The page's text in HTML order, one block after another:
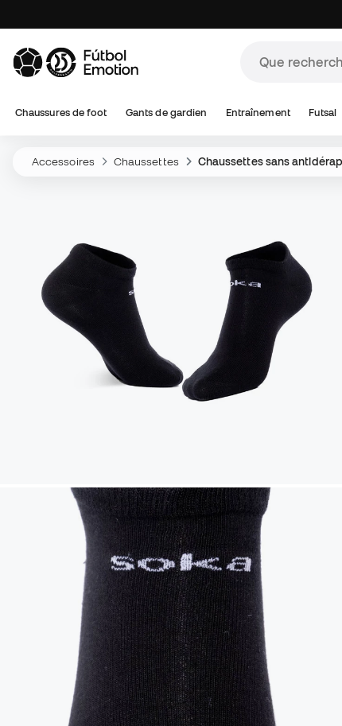
Chaussures de foot Gants de gardien Entraînement Futsal
Accessoires Chaussettes Chaussettes sans